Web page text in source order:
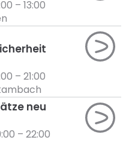
– 13:00
– 21:00
neu
– 22:00